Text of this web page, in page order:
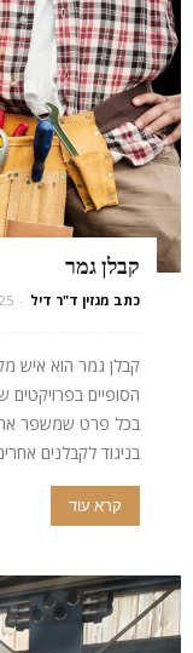
קבלן גמר
כתב מגזין ד"ר דיל - 25 ביולי 2024
קבלן גמר הוא איש
הסופיים
בכל פרט שמשפר את
בניגוד לקבלנים
קרא עוד